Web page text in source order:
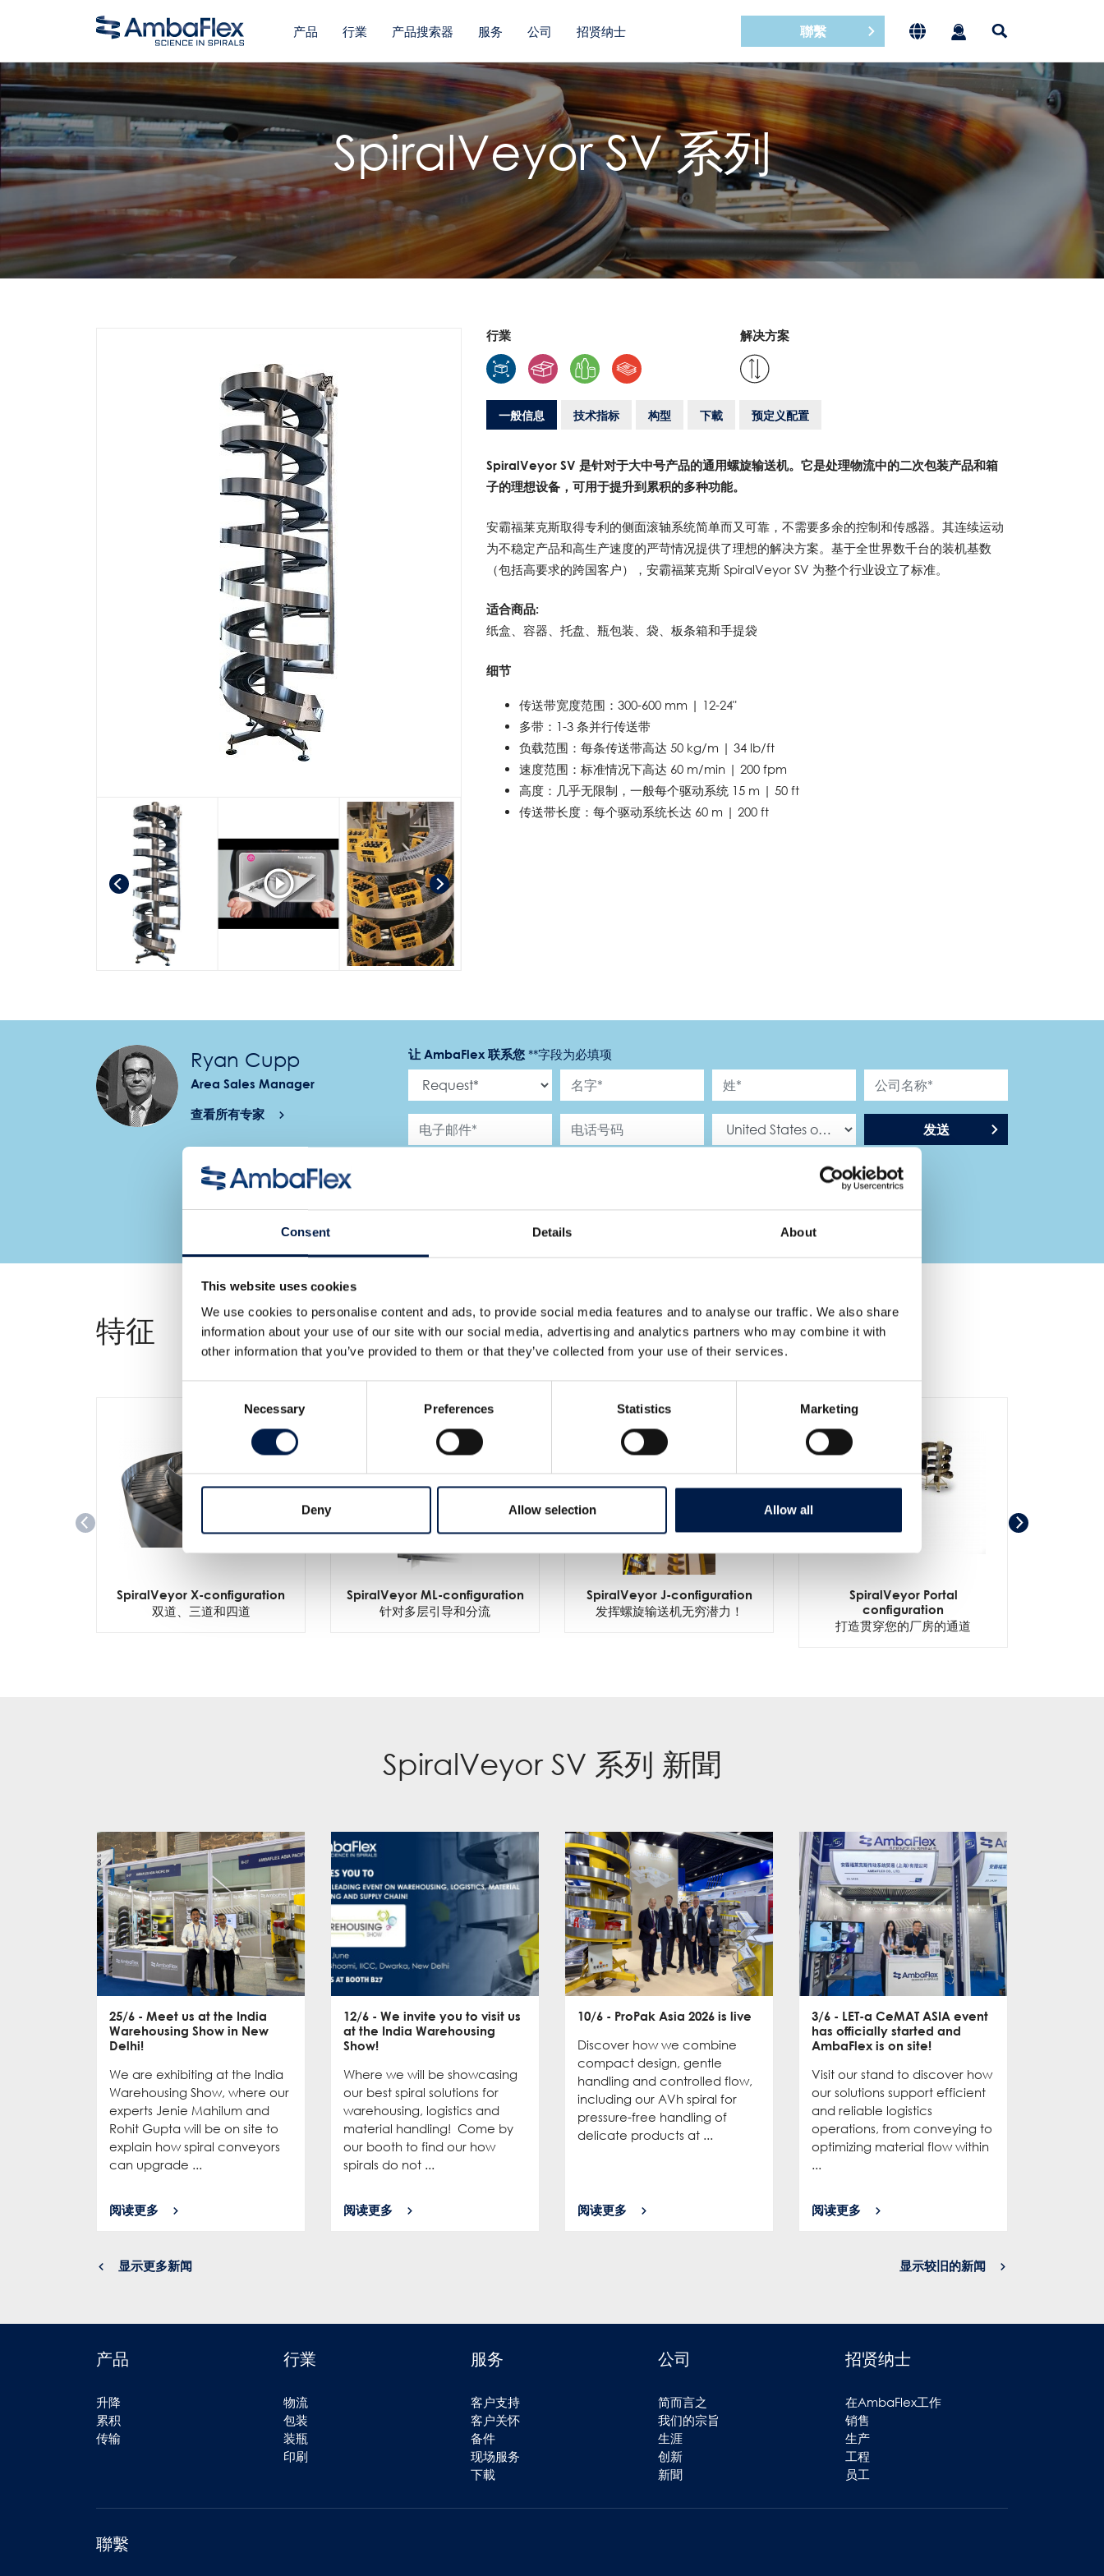
Consent Details About
This website uses cookies
We use cookies to personalise content and ads, to provide social media features and to analyse our traffic. We also share
information about your use of our site with our social media, advertising and analytics partners who may combine it with
other information that you’ve provided to them or that they’ve collected from your use of their services.
Necessary Preferences Statistics Marketing
Deny Allow selection Allow all
产品 行業 产品搜索器 服务 公司 招贤纳士 聯繫
SpiralVeyor SV 系列
行業 解决方案
一般信息 技术指标 构型 下載 预定义配置
SpiralVeyor SV 是针对于大中号产品的通用螺旋输送机。它是处理物流中的二次包装产品和箱
子的理想设备，可用于提升到累积的多种功能。
安霸福莱克斯取得专利的侧面滚轴系统简单而又可靠，不需要多余的控制和传感器。其连续运动
为不稳定产品和高生产速度的严苛情况提供了理想的解决方案。基于全世界数千台的装机基数
（包括高要求的跨国客户），安霸福莱克斯 SpiralVeyor SV 为整个行业设立了标准。
适合商品:
纸盒、容器、托盘、瓶包装、袋、板条箱和手提袋
细节
传送带宽度范围：300-600 mm | 12-24"
多带：1-3 条并行传送带
负载范围：每条传送带高达 50 kg/m | 34 lb/ft
速度范围：标准情况下高达 60 m/min | 200 fpm
高度：几乎无限制，一般每个驱动系统 15 m | 50 ft
传送带长度：每个驱动系统长达 60 m | 200 ft
Ryan Cupp
Area Sales Manager
查看所有专家
让 AmbaFlex 联系您 **字段为必填项
发送
特征
SpiralVeyor X-configuration
双道、三道和四道
SpiralVeyor ML-configuration
针对多层引导和分流
SpiralVeyor J-configuration
发挥螺旋输送机无穷潜力！
SpiralVeyor Portal
configuration
打造贯穿您的厂房的通道
SpiralVeyor SV 系列 新聞
25/6 - Meet us at the India
Warehousing Show in New
Delhi!
We are exhibiting at the India
Warehousing Show, where our
experts Jenie Mahilum and
Rohit Gupta will be on site to
explain how spiral conveyors
can upgrade ...
阅读更多
12/6 - We invite you to visit us
at the India Warehousing
Show!
Where we will be showcasing
our best spiral solutions for
warehousing, logistics and
material handling! Come by
our booth to find our how
spirals do not ...
阅读更多
10/6 - ProPak Asia 2026 is live
Discover how we combine
compact design, gentle
handling and controlled flow,
including our AVh spiral for
pressure-free handling of
delicate products at ...
阅读更多
3/6 - LET-a CeMAT ASIA event
has officially started and
AmbaFlex is on site!
Visit our stand to discover how
our solutions support efficient
and reliable logistics
operations, from conveying to
optimizing material flow within
...
阅读更多
显示更多新闻 显示较旧的新闻
产品
升降
累积
传输
行業
物流
包装
装瓶
印刷
服务
客户支持
客户关怀
备件
现场服务
下載
公司
简而言之
我们的宗旨
生涯
创新
新聞
招贤纳士
在AmbaFlex工作
销售
生产
工程
员工
聯繫